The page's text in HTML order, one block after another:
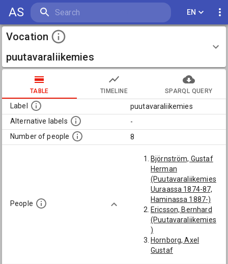
AS EN
Vocation
puutavaraliikemies
TABLE TIMELINE SPARQL QUERY
Label
puutavaraliikemies
Alternative labels
-
Number of people
8
People
Björnström, Gustaf
Herman
(Puutavaraliikemies
Uuraassa 1874-87,
Haminassa 1887-)
Ericsson, Bernhard
(Puutavaraliikemies
)
Hornborg, Axel
Gustaf